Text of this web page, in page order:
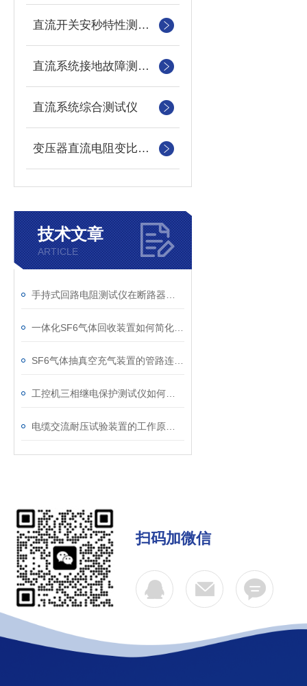
直流开关安秒特性测试仪
直流系统接地故障测试仪
直流系统综合测试仪
变压器直流电阻变比测试仪
技术文章
ARTICLE
扫码加微信